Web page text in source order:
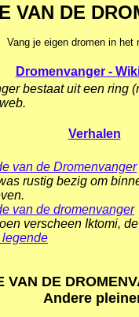
VAN DE
Vang je eigen dromen in het
Dromenvanger -
bestaat uit een ring
Verhalen
van de Dromenvanger
rustig bezig om
van de dromenvanger
verscheen Iktomi,
VAN DE
Andere